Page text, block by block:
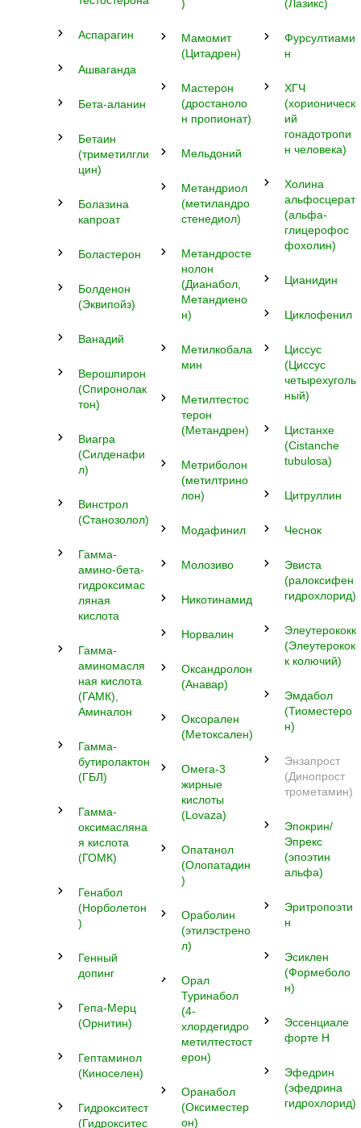
Аспарагин
Ашваганда
Бета-аланин
Бетаин
(триметилгли
цин)
Болазина
капроат
Боластерон
Болденон
(Эквипойз)
Ванадий
Верошпирон
(Спиронолак
тон)
Виагра
(Силденафи
л)
Винстрол
(Станозолол)
Гамма-
амино-бета-
гидроксимас
ляная
кислота
Гамма-
аминомасля
ная кислота
(ГАМК),
Аминалон
Гамма-
бутиролактон
(ГБЛ)
Гамма-
оксимасляна
я кислота
(ГОМК)
Генабол
(Норболетон
)
Генный
допинг
Гепа-Мерц
(Орнитин)
Гептаминол
(Киноселен)
Гидрокситест
(Гидрокситес
)
Мамомит
(Цитадрен)
Мастерон
(дростаноло
н пропионат)
Мельдоний
Метандриол
(метиландро
стенедиол)
Метандросте
нолон
(Дианабол,
Метандиено
н)
Метилкобала
мин
Метилтестос
терон
(Метандрен)
Метриболон
(метилтрино
лон)
Модафинил
Молозиво
Никотинамид
Норвалин
Оксандролон
(Анавар)
Оксорален
(Метоксален)
Омега-3
жирные
кислоты
(Lovаzа)
Опатанол
(Олопатадин
)
Ораболин
(этилэстрено
л)
Орал
Туринабол
(4-
хлордегидро
метилтестост
ерон)
Оранабол
(Оксиместер
он)
(Лазикс)
Фурсултиами
н
ХГЧ
(хорионическ
ий
гонадотропи
н человека)
Холина
альфосцерат
(альфа-
глицерофос
фохолин)
Цианидин
Циклофенил
Циссус
(Циссус
четырехуголь
ный)
Цистанхе
(Cistanche
tubulosa)
Цитруллин
Чеснок
Эвиста
(ралоксифен
гидрохлорид)
Элеутерококк
(Элеутерокок
к колючий)
Эмдабол
(Тиоместеро
н)
Энзапрост
(Динопрост
трометамин)
Эпокрин/
Эпрекс
(эпоэтин
альфа)
Эритропоэти
н
Эсиклен
(Формеболо
н)
Эссенциале
форте Н
Эфедрин
(эфедрина
гидрохлорид)